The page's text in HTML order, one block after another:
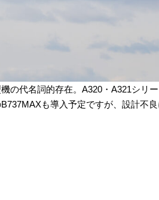
の代名詞的存在。A320・A321シリ
も導入予定ですが、設計不